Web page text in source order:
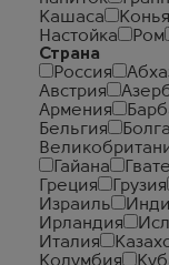
Кашаса
Настойка
Ром
Страна
Россия
Австрия
Армения
Бельгия
Гайана
Греция
Грузия
Израиль
Ирландия
Италия